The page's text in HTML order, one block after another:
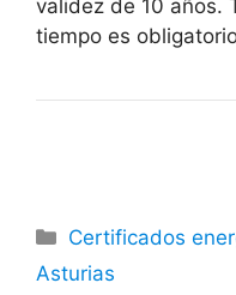
validez de 10 años.
tiempo es
Categorías
Certificados
Asturias